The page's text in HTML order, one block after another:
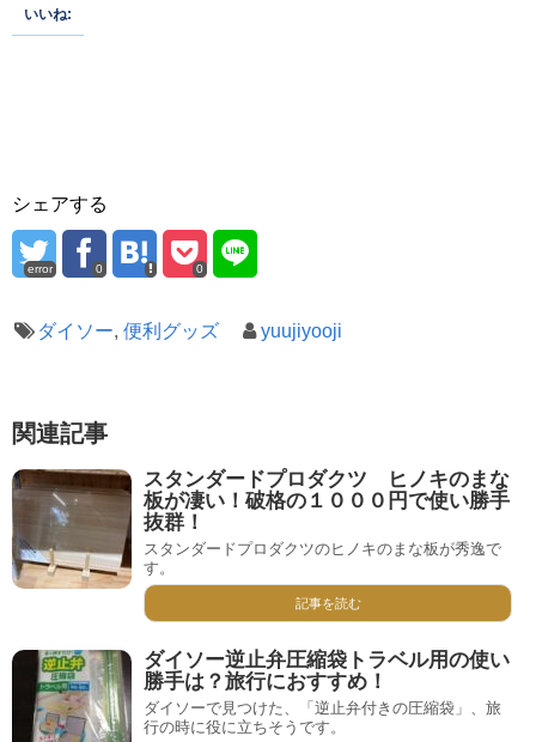
いいね:
シェアする
error 0 0
ダイソー, 便利グッズ yuujiyooji
関連記事
スタンダードプロダクツ ヒノキのまな
板が凄い！破格の１０００円で使い勝手
抜群！
スタンダードプロダクツのヒノキのまな板が秀逸で
す。
記事を読む
ダイソー逆止弁圧縮袋トラベル用の使い
勝手は？旅行におすすめ！
ダイソーで見つけた、「逆止弁付きの圧縮袋」、旅
行の時に役に立ちそうです。